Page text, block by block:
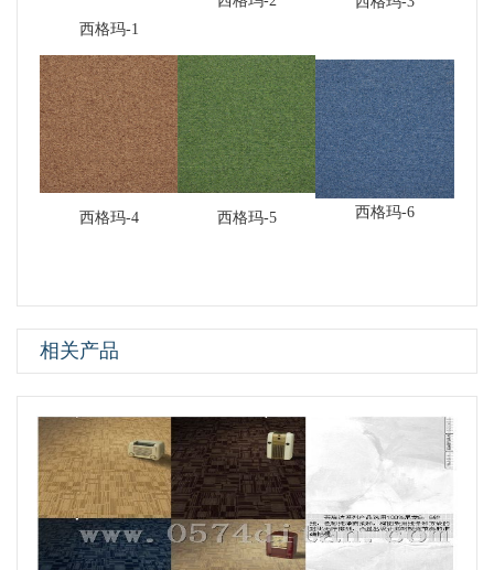
西格玛-1
西格玛-4 西格玛-5 西格玛-6
相关产品